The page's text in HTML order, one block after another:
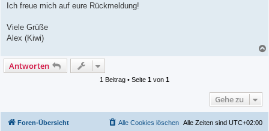
Ich freue mich auf eure Rückmeldung!
Viele Grüße
Alex (Kiwi)
Antworten
1 Beitrag • Seite 1 von 1
Gehe zu
Foren-Übersicht Alle Zeiten sind UTC+02:00
Alle Cookies löschen